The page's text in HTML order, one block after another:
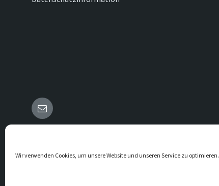
Wir verwenden Cookies, um unsere Website und unseren Service zu optimieren.
E-